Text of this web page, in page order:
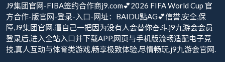
J9集团官网-FIBA签约合作商j9.com💕2026 FIFA World Cup 官
方合作-版官网-登录-入口-网址：BAIDU點AG💕信誉,安全,保
障,J9集团官网,逼自己一把因为没有人会替你奋斗.j9九游会会员
登录后,进入全站入口并下载APP,网页与手机版流畅适配电子竞
技,真人互动与体育类游戏,畅享极致体验,尽情畅玩,j9九游会官网.